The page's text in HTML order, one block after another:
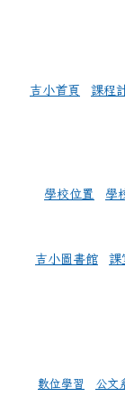
吉小首頁 課程
學校位置 學
吉小圖書館 課
數位學習 公文